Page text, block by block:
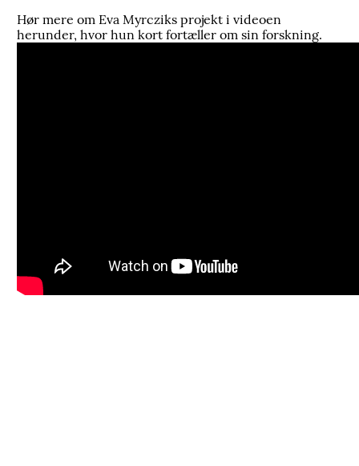
Hør mere om Eva Myrcziks projekt i videoen
herunder, hvor hun kort fortæller om sin forskning.